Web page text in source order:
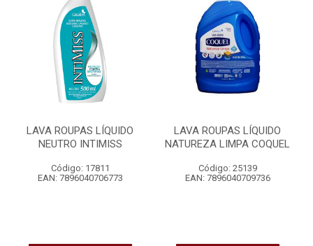
LAVA ROUPAS LÍQUIDO
NEUTRO INTIMISS
Código: 17811
EAN: 7896040706773
LAVA ROUPAS LÍQUIDO
NATUREZA LIMPA COQUEL
Código: 25139
EAN: 7896040709736